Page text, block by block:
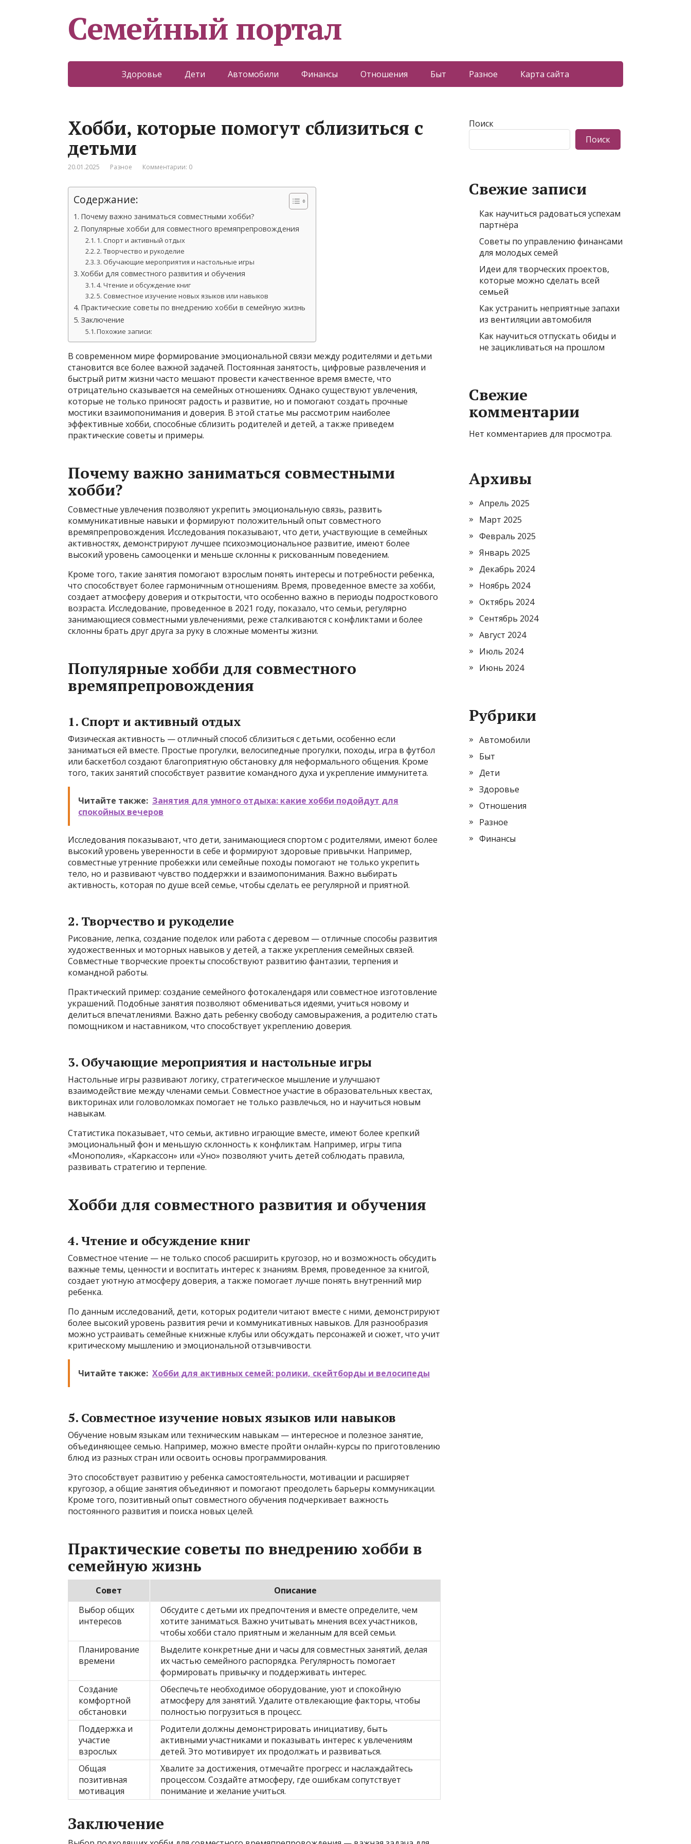
Семейный портал
Здоровье Дети Автомобили Финансы Отношения Быт Разное Карта сайта
Хобби, которые помогут сблизиться с
детьми
20.01.2025 Разное Комментарии: 0
Содержание:
Почему важно заниматься совместными хобби?
Популярные хобби для совместного времяпрепровождения
1. Спорт и активный отдых
2. Творчество и рукоделие
3. Обучающие мероприятия и настольные игры
Хобби для совместного развития и обучения
4. Чтение и обсуждение книг
5. Совместное изучение новых языков или навыков
Практические советы по внедрению хобби в семейную жизнь
Заключение
Похожие записи:
В современном мире формирование эмоциональной связи между родителями и детьми
становится все более важной задачей. Постоянная занятость, цифровые развлечения и
быстрый ритм жизни часто мешают провести качественное время вместе, что
отрицательно сказывается на семейных отношениях. Однако существуют увлечения,
которые не только приносят радость и развитие, но и помогают создать прочные
мостики взаимопонимания и доверия. В этой статье мы рассмотрим наиболее
эффективные хобби, способные сблизить родителей и детей, а также приведем
практические советы и примеры.
Почему важно заниматься совместными
хобби?
Совместные увлечения позволяют укрепить эмоциональную связь, развить
коммуникативные навыки и формируют положительный опыт совместного
времяпрепровождения. Исследования показывают, что дети, участвующие в семейных
активностях, демонстрируют лучшее психоэмоциональное развитие, имеют более
высокий уровень самооценки и меньше склонны к рискованным поведением.
Кроме того, такие занятия помогают взрослым понять интересы и потребности ребенка,
что способствует более гармоничным отношениям. Время, проведенное вместе за хобби,
создает атмосферу доверия и открытости, что особенно важно в периоды подросткового
возраста. Исследование, проведенное в 2021 году, показало, что семьи, регулярно
занимающиеся совместными увлечениями, реже сталкиваются с конфликтами и более
склонны брать друг друга за руку в сложные моменты жизни.
Популярные хобби для совместного
времяпрепровождения
1. Спорт и активный отдых
Физическая активность — отличный способ сблизиться с детьми, особенно если
заниматься ей вместе. Простые прогулки, велосипедные прогулки, походы, игра в футбол
или баскетбол создают благоприятную обстановку для неформального общения. Кроме
того, таких занятий способствует развитие командного духа и укрепление иммунитета.
Читайте также: Занятия для умного отдыха: какие хобби подойдут для
спокойных вечеров
Исследования показывают, что дети, занимающиеся спортом с родителями, имеют более
высокий уровень уверенности в себе и формируют здоровые привычки. Например,
совместные утренние пробежки или семейные походы помогают не только укрепить
тело, но и развивают чувство поддержки и взаимопонимания. Важно выбирать
активность, которая по душе всей семье, чтобы сделать ее регулярной и приятной.
2. Творчество и рукоделие
Рисование, лепка, создание поделок или работа с деревом — отличные способы развития
художественных и моторных навыков у детей, а также укрепления семейных связей.
Совместные творческие проекты способствуют развитию фантазии, терпения и
командной работы.
Практический пример: создание семейного фотокалендаря или совместное изготовление
украшений. Подобные занятия позволяют обмениваться идеями, учиться новому и
делиться впечатлениями. Важно дать ребенку свободу самовыражения, а родителю стать
помощником и наставником, что способствует укреплению доверия.
3. Обучающие мероприятия и настольные игры
Настольные игры развивают логику, стратегическое мышление и улучшают
взаимодействие между членами семьи. Совместное участие в образовательных квестах,
викторинах или головоломках помогает не только развлечься, но и научиться новым
навыкам.
Статистика показывает, что семьи, активно играющие вместе, имеют более крепкий
эмоциональный фон и меньшую склонность к конфликтам. Например, игры типа
«Монополия», «Каркассон» или «Уно» позволяют учить детей соблюдать правила,
развивать стратегию и терпение.
Хобби для совместного развития и обучения
4. Чтение и обсуждение книг
Совместное чтение — не только способ расширить кругозор, но и возможность обсудить
важные темы, ценности и воспитать интерес к знаниям. Время, проведенное за книгой,
создает уютную атмосферу доверия, а также помогает лучше понять внутренний мир
ребенка.
По данным исследований, дети, которых родители читают вместе с ними, демонстрируют
более высокий уровень развития речи и коммуникативных навыков. Для разнообразия
можно устраивать семейные книжные клубы или обсуждать персонажей и сюжет, что учит
критическому мышлению и эмоциональной отзывчивости.
Читайте также: Хобби для активных семей: ролики, скейтборды и велосипеды
5. Совместное изучение новых языков или навыков
Обучение новым языкам или техническим навыкам — интересное и полезное занятие,
объединяющее семью. Например, можно вместе пройти онлайн-курсы по приготовлению
блюд из разных стран или освоить основы программирования.
Это способствует развитию у ребенка самостоятельности, мотивации и расширяет
кругозор, а общие занятия объединяют и помогают преодолеть барьеры коммуникации.
Кроме того, позитивный опыт совместного обучения подчеркивает важность
постоянного развития и поиска новых целей.
Практические советы по внедрению хобби в
семейную жизнь
Совет
Описание
Выбор общих
интересов
Обсудите с детьми их предпочтения и вместе определите, чем
хотите заниматься. Важно учитывать мнения всех участников,
чтобы хобби стало приятным и желанным для всей семьи.
Планирование
времени
Выделите конкретные дни и часы для совместных занятий, делая
их частью семейного распорядка. Регулярность помогает
формировать привычку и поддерживать интерес.
Создание
комфортной
обстановки
Обеспечьте необходимое оборудование, уют и спокойную
атмосферу для занятий. Удалите отвлекающие факторы, чтобы
полностью погрузиться в процесс.
Поддержка и
участие
взрослых
Родители должны демонстрировать инициативу, быть
активными участниками и показывать интерес к увлечениям
детей. Это мотивирует их продолжать и развиваться.
Общая
позитивная
мотивация
Хвалите за достижения, отмечайте прогресс и наслаждайтесь
процессом. Создайте атмосферу, где ошибкам сопутствует
понимание и желание учиться.
Заключение
Поиск
Поиск
Свежие записи
Как научиться радоваться успехам
партнёра
Советы по управлению финансами
для молодых семей
Идеи для творческих проектов,
которые можно сделать всей
семьей
Как устранить неприятные запахи
из вентиляции автомобиля
Как научиться отпускать обиды и
не зацикливаться на прошлом
Свежие
комментарии
Нет комментариев для просмотра.
Архивы
Апрель 2025
Март 2025
Февраль 2025
Январь 2025
Декабрь 2024
Ноябрь 2024
Октябрь 2024
Сентябрь 2024
Август 2024
Июль 2024
Июнь 2024
Рубрики
Автомобили
Быт
Дети
Здоровье
Отношения
Разное
Финансы